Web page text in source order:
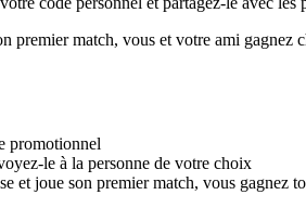
premier match, vous et votre ami
promotionnel
le à la personne de votre choix
et joue son premier match, vous gagnez